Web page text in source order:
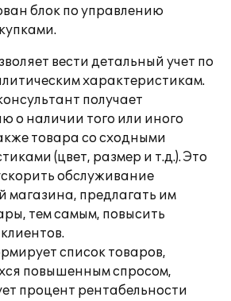
блок по управлению
вести детальный учет по
характеристикам.
получает
о наличии того или иного
товара со сходными
(цвет, размер и т.д.). Это
обслуживание
магазина, предлагать им
тем самым, повысить
список товаров,
повышенным спросом,
процент рентабельности